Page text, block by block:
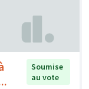
Soumise
au vote